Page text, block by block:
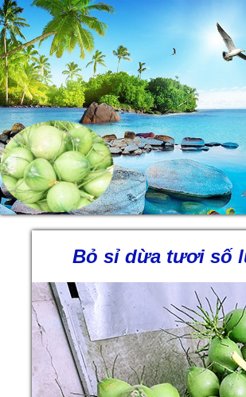
Bỏ sỉ dừa tươi số